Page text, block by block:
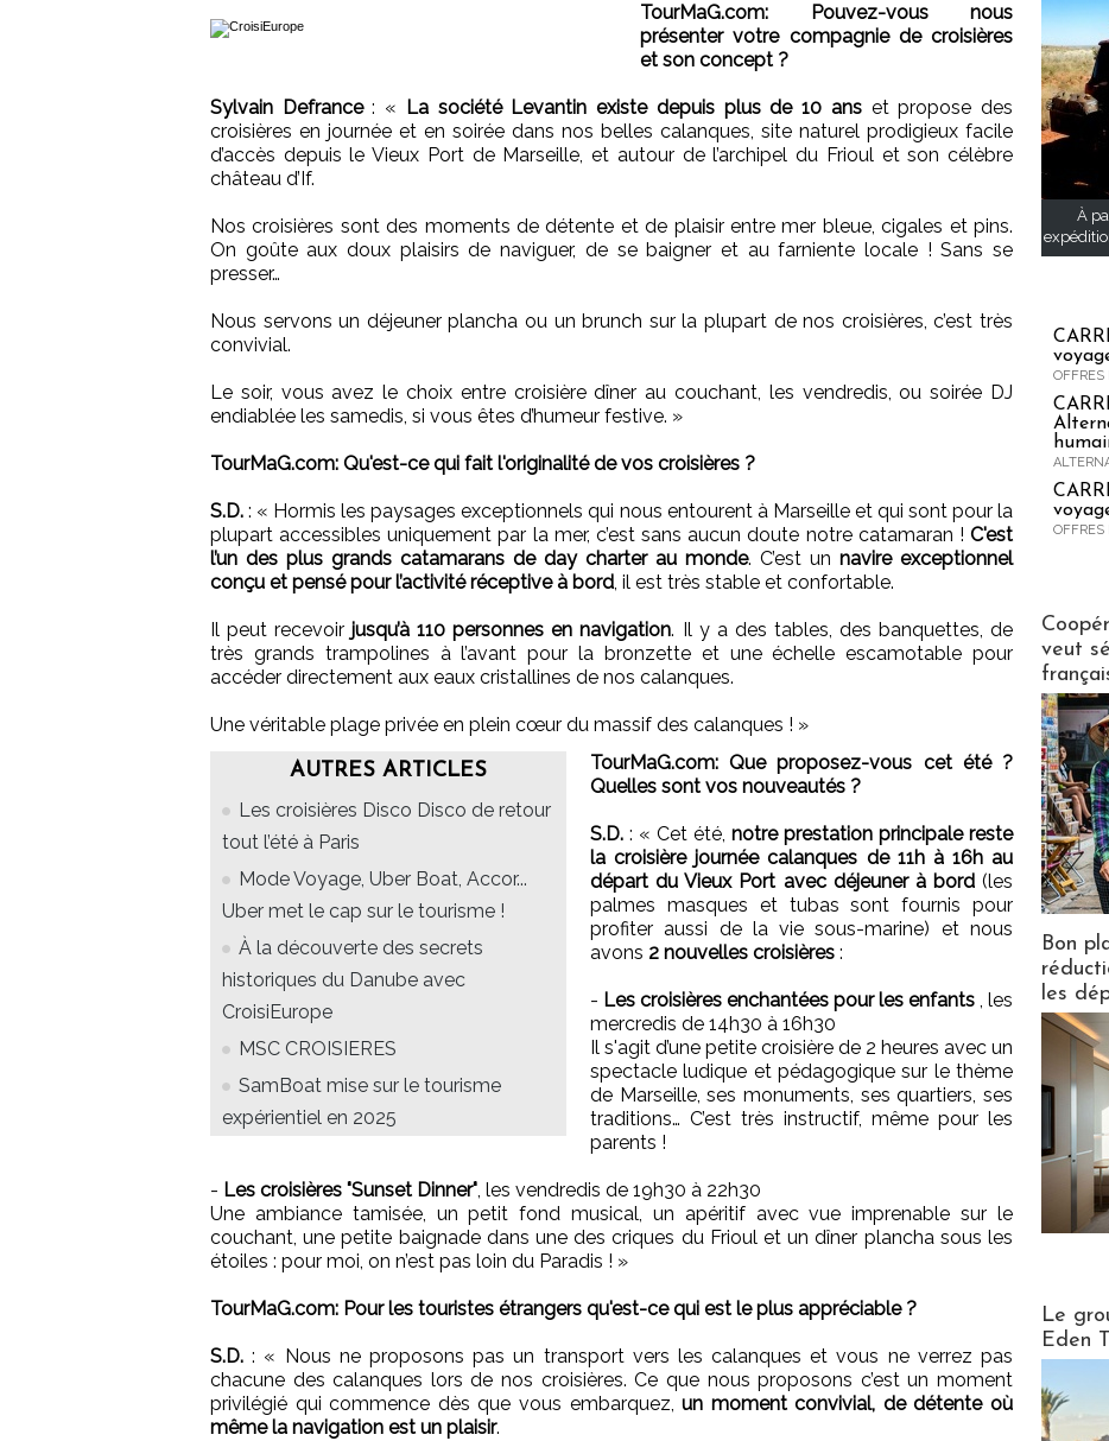
TourMaG.com: Pouvez-vous nous
présenter votre compagnie de croisières
et son concept ?
Sylvain Defrance: « La société Levantin existe depuis plus de 10 anset propose des
croisières en journée et en soirée dans nos belles calanques, site naturel prodigieux facile
d’accès depuis le Vieux Port de Marseille, et autour de l’archipel du Frioul et son célèbre
château d’If.
Nos croisières sont des moments de détente et de plaisir entre mer bleue, cigales et pins.
On goûte aux doux plaisirs de naviguer, de se baigner et au farniente locale ! Sans se
presser…
Nous servons un déjeuner plancha ou un brunch sur la plupart de nos croisières, c’est très
convivial.
Le soir, vous avez le choix entre croisière dîner au couchant, les vendredis, ou soirée DJ
endiablée les samedis, si vous êtes d’humeur festive. »
TourMaG.com: Qu'est-ce qui fait l'originalité de vos croisières ?
S.D. : « Hormis les paysages exceptionnels qui nous entourent à Marseille et qui sont pour la
plupart accessibles uniquement par la mer, c’est sans aucun doute notre catamaran ! C'est
l’un des plus grands catamarans de day charter au monde. C’est un navire exceptionnel
conçu et pensé pour l’activité réceptive à bord, il est très stable et confortable.
Il peut recevoir jusqu’à 110 personnes en navigation. Il y a des tables, des banquettes, de
très grands trampolines à l’avant pour la bronzette et une échelle escamotable pour
accéder directement aux eaux cristallines de nos calanques.
Une véritable plage privée en plein cœur du massif des calanques ! »
AUTRES ARTICLES
Les croisières Disco Disco de retour
tout l’été à Paris
Mode Voyage, Uber Boat, Accor...
Uber met le cap sur le tourisme !
À la découverte des secrets
historiques du Danube avec
CroisiEurope
MSC CROISIERES
SamBoat mise sur le tourisme
expérientiel en 2025
TourMaG.com: Que proposez-vous cet été ?
Quelles sont vos nouveautés ?
S.D. : « Cet été, notre prestation principale reste
la croisière journée calanques de 11h à 16h au
départ du Vieux Port avec déjeuner à bord (les
palmes masques et tubas sont fournis pour
profiter aussi de la vie sous-marine) et nous
avons 2 nouvelles croisières :
- Les croisières enchantées pour les enfants , les
mercredis de 14h30 à 16h30
Il s'agit d’une petite croisière de 2 heures avec un
spectacle ludique et pédagogique sur le thème
de Marseille, ses monuments, ses quartiers, ses
traditions… C’est très instructif, même pour les
parents !
- Les croisières "Sunset Dinner", les vendredis de 19h30 à 22h30
Une ambiance tamisée, un petit fond musical, un apéritif avec vue imprenable sur le
couchant, une petite baignade dans une des criques du Frioul et un dîner plancha sous les
étoiles : pour moi, on n’est pas loin du Paradis ! »
TourMaG.com: Pour les touristes étrangers qu'est-ce qui est le plus appréciable ?
S.D. : « Nous ne proposons pas un transport vers les calanques et vous ne verrez pas
chacune des calanques lors de nos croisières. Ce que nous proposons c’est un moment
privilégié qui commence dès que vous embarquez,un moment convivial, de détente où
même la navigation est un plaisir.
À
veut
Bon
les
Le
Eden